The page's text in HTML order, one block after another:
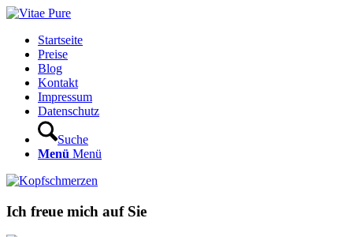
Startseite
Preise
Blog
Kontakt
Impressum
Datenschutz
Suche
Menü Menü
Ich freue mich auf Sie